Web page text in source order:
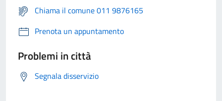
Chiama il comune 011 9876165
Prenota un appuntamento
Problemi in città
Segnala disservizio